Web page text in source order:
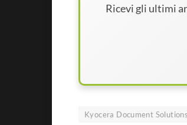
Ricevi gli ultimi
Kyocera Document Solutions